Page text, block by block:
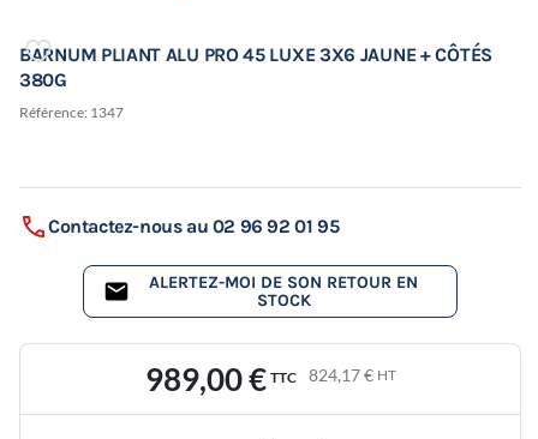
BARNUM PLIANT ALU PRO 45 LUXE 3X6 JAUNE + CÔTÉS
380G
Référence: 1347
Contactez-nous au 02 96 92 01 95
ALERTEZ-MOI DE SON RETOUR EN
STOCK
989,00 € TTC 824,17 € HT